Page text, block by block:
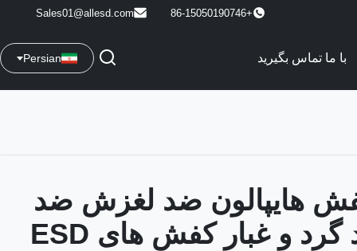
+86-15050190746
Sales01@allesd.com
با ما تماس بگیرید Persian
هایپالون ضد لغزش ضد
استاتیک ضد گرد و غبار کفش های ESD